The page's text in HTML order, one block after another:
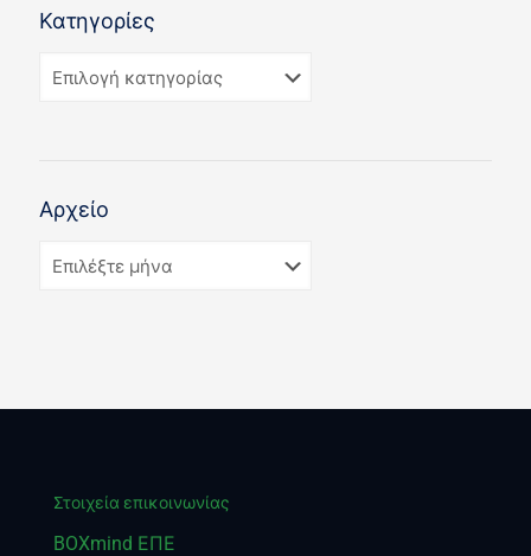
Κατηγορίες
Αρχείο
Στοιχεία επικοινωνίας
BOXmind ΕΠΕ